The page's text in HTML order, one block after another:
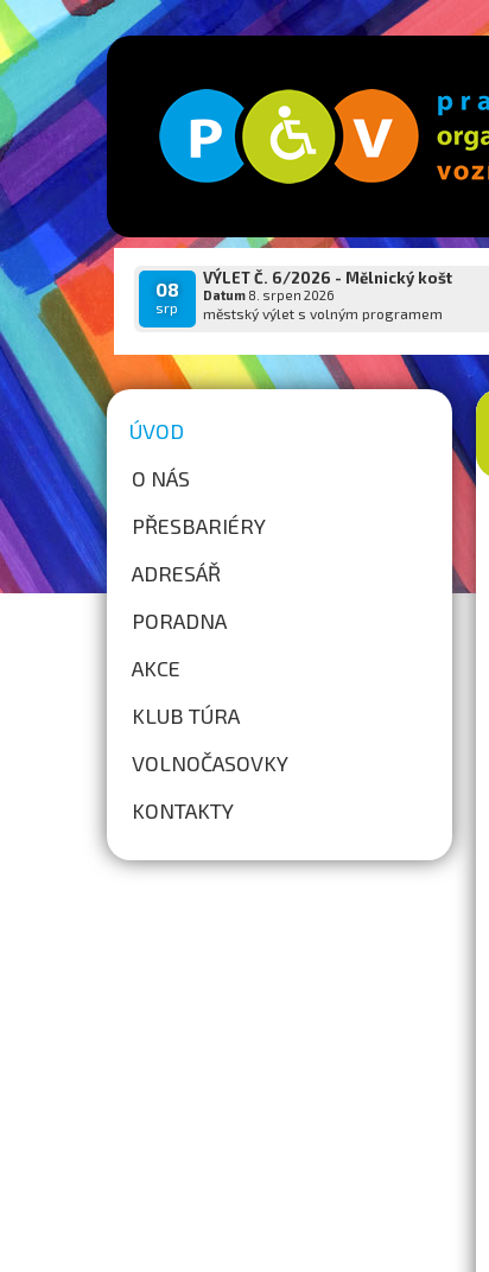
08
srp
VÝLET Č. 6/2026 - Mělnický košt
Datum8. srpen 2026
městský výlet s volným programem
ÚVOD
O NÁS
PŘESBARIÉRY
ADRESÁŘ
PORADNA
AKCE
KLUB TÚRA
VOLNOČASOVKY
KONTAKTY